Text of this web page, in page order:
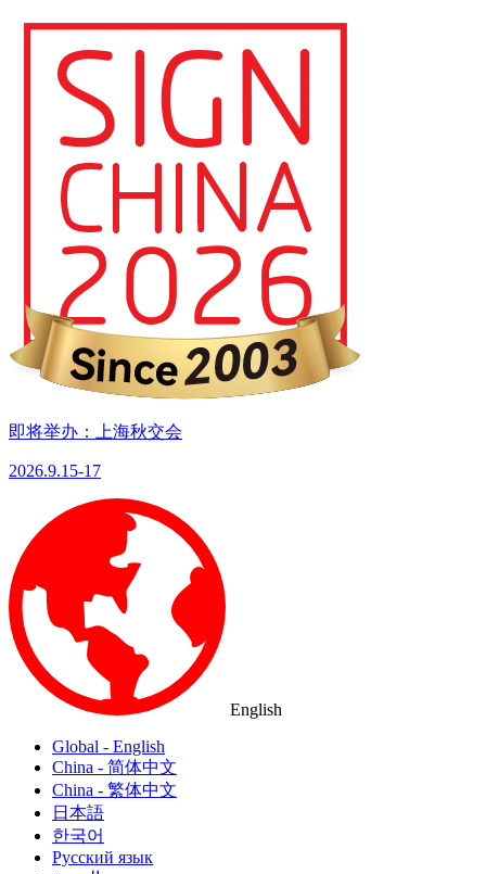
即将举办：上海秋交会
2026.9.15-17
English
Global - English
China - 简体中文
China - 繁体中文
日本語
한국어
Русский язык